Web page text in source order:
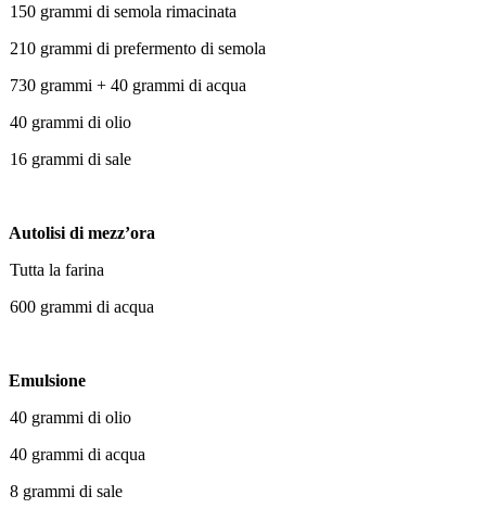
150 grammi di semola rimacinata
210 grammi di prefermento di semola
730 grammi + 40 grammi di acqua
40 grammi di olio
16 grammi di sale
Autolisi di mezz’ora
Tutta la farina
600 grammi di acqua
Emulsione
40 grammi di olio
40 grammi di acqua
8 grammi di sale